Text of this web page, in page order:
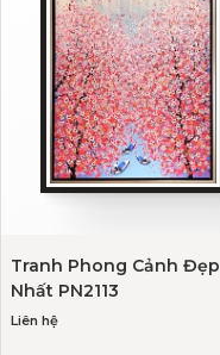
Tranh Phong Cảnh Đẹp
Nhất PN2113
Liên hệ